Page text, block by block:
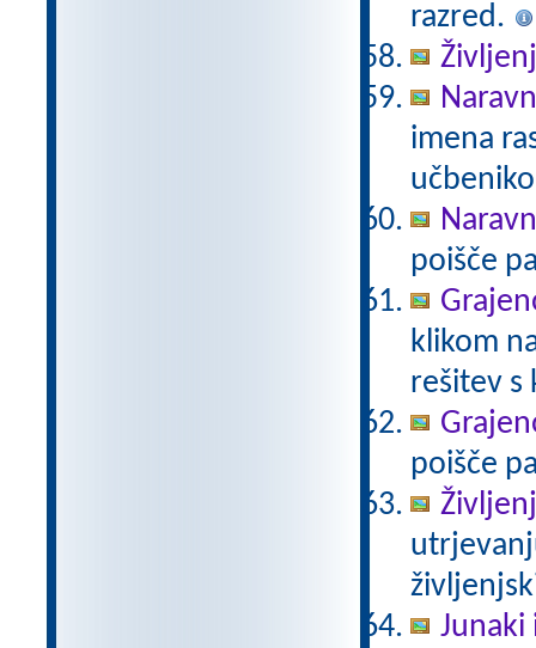
razred.
imena
poišče
klikom
rešitev s
poišče
Junaki